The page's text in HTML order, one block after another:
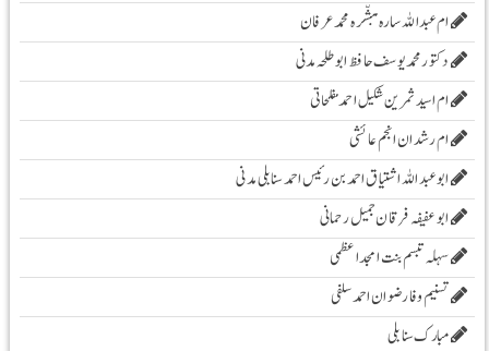
ام عبداللہ سارہ مبشّرہ محمد عرفان
دکتور محمد یوسف حافظ ابو طلحہ مدنی
ام اسید ثمرین شکیل احمد مفلحاتی
ام رشدان انجم عائشی
ابو عبد اللہ اشتیاق احمد بن رئیس احمد سنابلی مدنی
ابو عفیفہ فرقان جمیل رحمانی
سہلہ تبسم بنت امجد اعظمی
تسنیم وفا رضوان احمد سلفی
مبارک سنابلی